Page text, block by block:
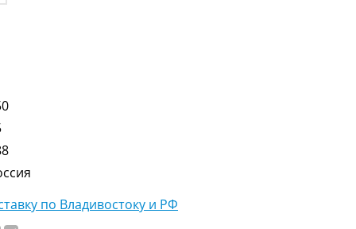
по Владивостоку и РФ